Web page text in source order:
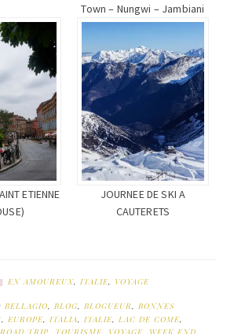
Town – Nungwi – Jambiani
ETIENNE
JOURNEE DE SKI A
CAUTERETS
EN AMOUREUX, ITALIE, VOYAGE
BELLAGIO, BLOG, BLOGUEUR, BONNES
, EUROPE, ITALIA, ITALIE, LAC DE COME,